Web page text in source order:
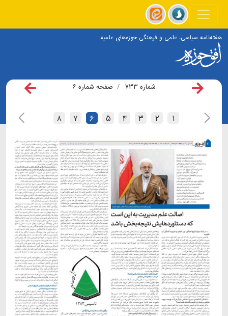
هفته‌نامه سیاسی، علمی و فرهنگی حوزه‌های علمیه
شماره ۷۳۳ صفحه شماره ۶
۱ ۲ ۳ ۴ ۵ ۶ ۷ ۸